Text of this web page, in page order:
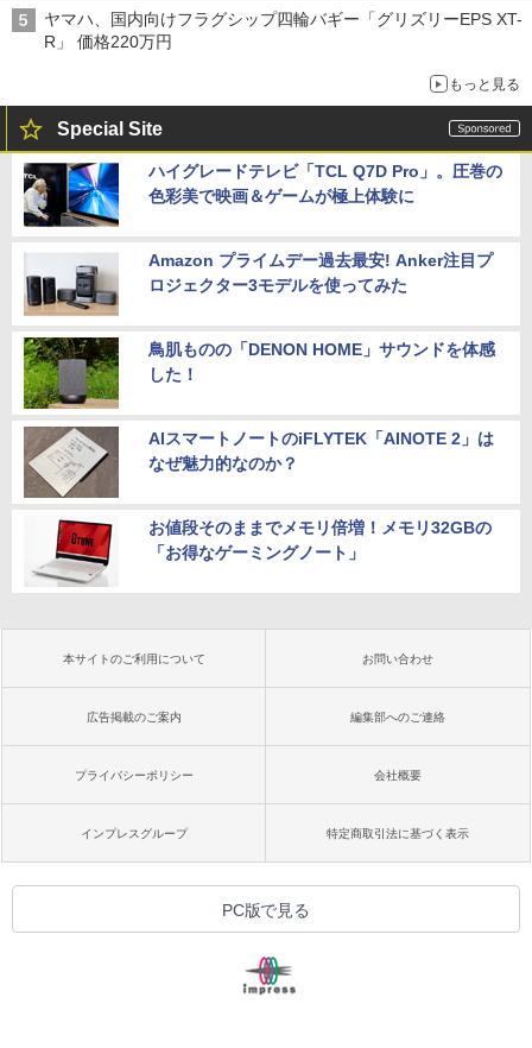
ヤマハ、国内向けフラグシップ四輪バギー「グリズリーEPS XT-
R」 価格220万円
もっと見る
Special Site
ハイグレードテレビ「TCL Q7D Pro」。圧巻の
色彩美で映画＆ゲームが極上体験に
Amazon プライムデー過去最安! Anker注目プ
ロジェクター3モデルを使ってみた
鳥肌ものの「DENON HOME」サウンドを体感
した！
AIスマートノートのiFLYTEK「AINOTE 2」は
なぜ魅力的なのか？
お値段そのままでメモリ倍増！メモリ32GBの
「お得なゲーミングノート」
本サイトのご利用について お問い合わせ
広告掲載のご案内 編集部へのご連絡
プライバシーポリシー 会社概要
インプレスグループ 特定商取引法に基づく表示
PC版で見る